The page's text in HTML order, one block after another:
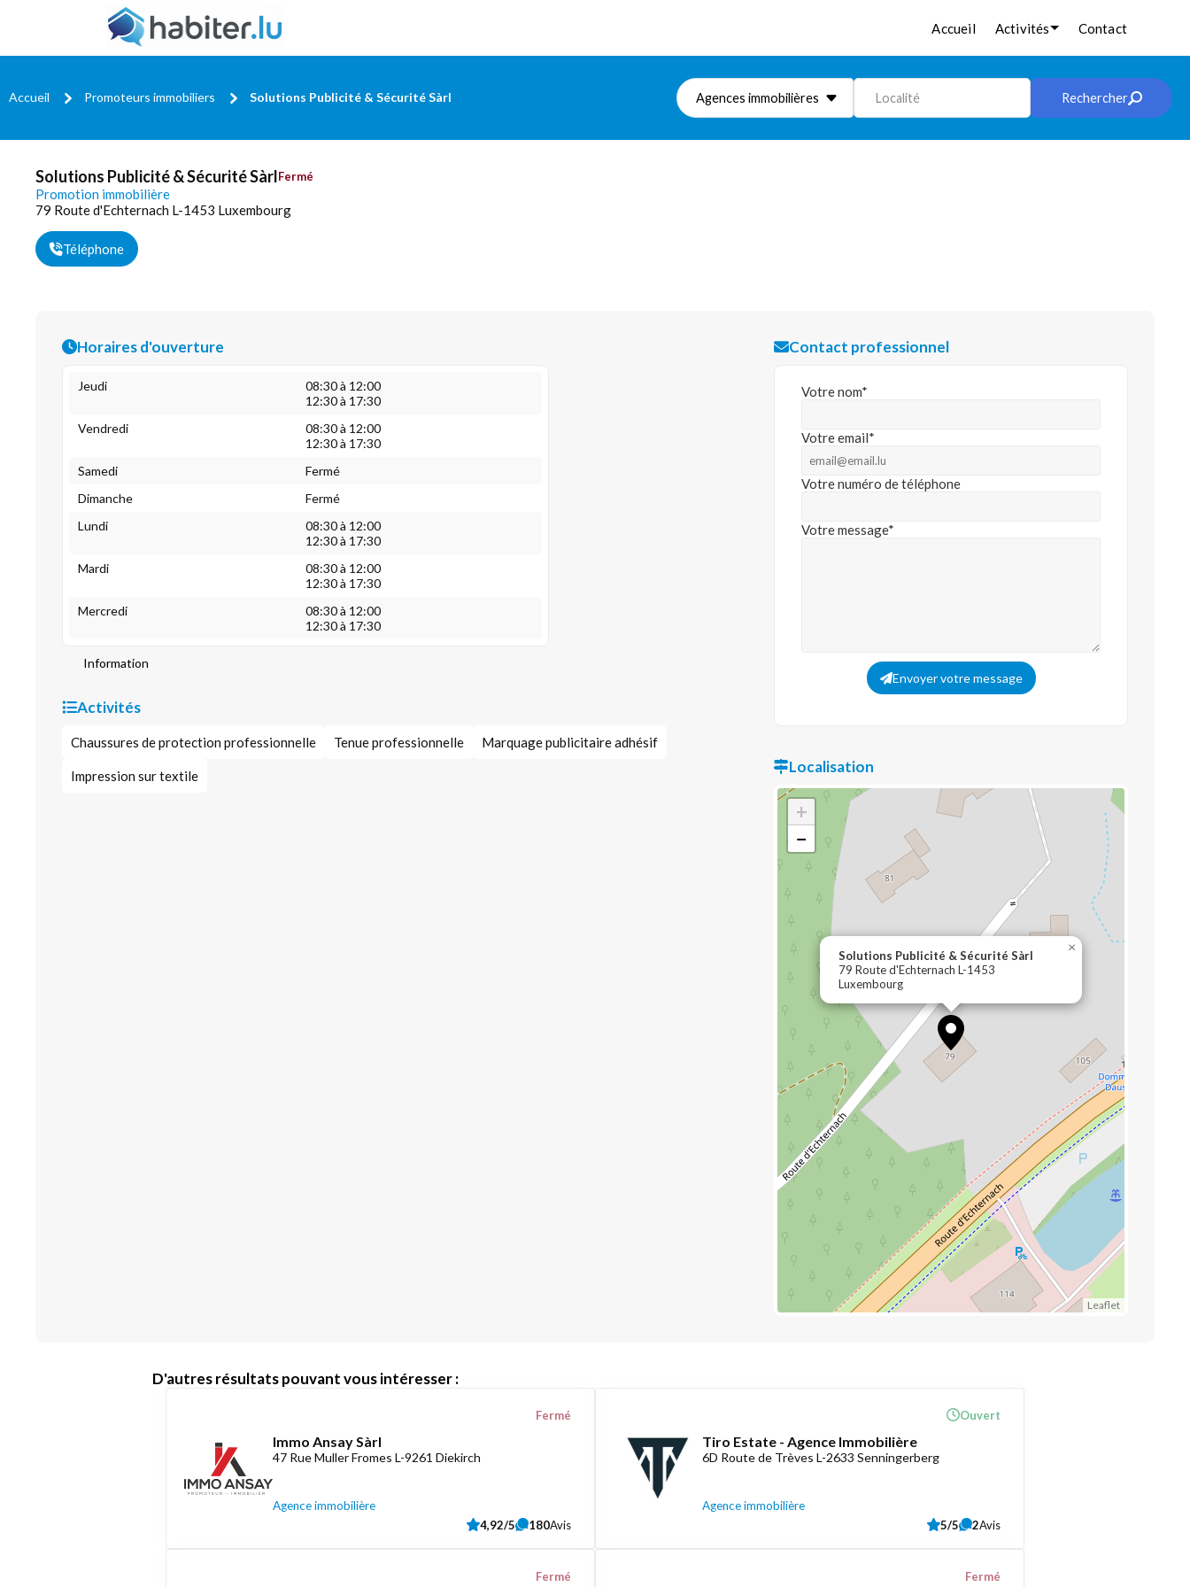
Accueil Activités Contact
Accueil Promoteurs immobiliers Solutions Publicité & Sécurité Sàrl Agences immobilières Localité Rechercher
Solutions Publicité & Sécurité SàrlFermé
Promotion immobilière
79 Route d'Echternach L-1453 Luxembourg
Téléphone
Horaires d'ouverture
Jeudi
08:30 à 12:00
12:30 à 17:30
Vendredi
08:30 à 12:00
12:30 à 17:30
Samedi
Fermé
Dimanche
Fermé
Lundi
08:30 à 12:00
12:30 à 17:30
Mardi
08:30 à 12:00
12:30 à 17:30
Mercredi
08:30 à 12:00
12:30 à 17:30
Information
Activités
Chaussures de protection professionnelle Tenue professionnelle Marquage publicitaire adhésif
Impression sur textile
Contact professionnel
Votre nom*
Votre email*
Votre numéro de téléphone
Votre message*
Envoyer votre message
Localisation
Solutions Publicité & Sécurité Sàrl
79 Route d'Echternach L-1453
Luxembourg
×
+
−
Leaflet
D'autres résultats pouvant vous intéresser :
Immo Ansay Sàrl
47 Rue Muller Fromes L-9261 Diekirch
Agence immobilière
Fermé
4,92/5 180Avis
Tiro Estate - Agence Immobilière
6D Route de Trèves L-2633 Senningerberg
Agence immobilière
Ouvert
5/5 2Avis
Fermé Fermé